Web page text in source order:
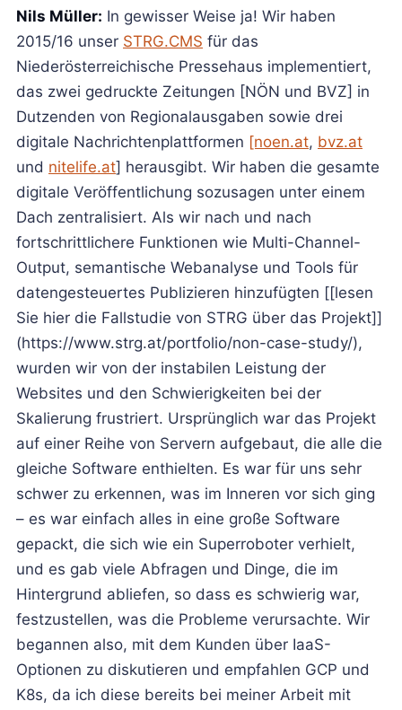
Nils Müller: In gewisser Weise ja! Wir haben
2015/16 unser STRG.CMS für das
Niederösterreichische Pressehaus implementiert,
das zwei gedruckte Zeitungen [NÖN und BVZ] in
Dutzenden von Regionalausgaben sowie drei
digitale Nachrichtenplattformen [noen.at, bvz.at
und nitelife.at] herausgibt. Wir haben die gesamte
digitale Veröffentlichung sozusagen unter einem
Dach zentralisiert. Als wir nach und nach
fortschrittlichere Funktionen wie Multi-Channel-
Output, semantische Webanalyse und Tools für
datengesteuertes Publizieren hinzufügten [[lesen
Sie hier die Fallstudie von STRG über das Projekt]]
(https://www.strg.at/portfolio/non-case-study/),
wurden wir von der instabilen Leistung der
Websites und den Schwierigkeiten bei der
Skalierung frustriert. Ursprünglich war das Projekt
auf einer Reihe von Servern aufgebaut, die alle die
gleiche Software enthielten. Es war für uns sehr
schwer zu erkennen, was im Inneren vor sich ging
– es war einfach alles in eine große Software
gepackt, die sich wie ein Superroboter verhielt,
und es gab viele Abfragen und Dinge, die im
Hintergrund abliefen, so dass es schwierig war,
festzustellen, was die Probleme verursachte. Wir
begannen also, mit dem Kunden über IaaS-
Optionen zu diskutieren und empfahlen GCP und
K8s, da ich diese bereits bei meiner Arbeit mit